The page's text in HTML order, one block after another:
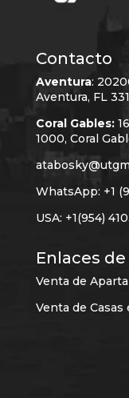
Contacto
Aventura:
Aventura, FL
Coral Gables:
1000, Coral
WhatsApp: +1
USA: +1(954)
Enlaces
Venta de
Venta de Casas